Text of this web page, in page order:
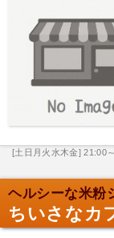
[土日月火水木金] 21:00
ヘルシーな米粉
ちいさなカ